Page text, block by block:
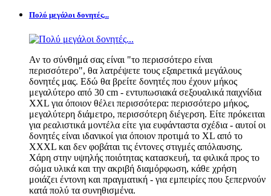
Πολύ μεγάλοι δονητές...
Αν το σύνθημά σας είναι "το περισσότερο είναι
περισσότερο", θα λατρέψετε τους εξαιρετικά μεγάλους
δονητές μας. Εδώ θα βρείτε δονητές που έχουν μήκος
μεγαλύτερο από 30 cm - εντυπωσιακά σεξουαλικά παιχνίδια
XXL για όποιον θέλει περισσότερα: περισσότερο μήκος,
μεγαλύτερη διάμετρο, περισσότερη διέγερση. Είτε πρόκειται
για ρεαλιστικά μοντέλα είτε για ευφάνταστα σχέδια - αυτοί οι
δονητές είναι ιδανικοί για όποιον προτιμά το XL από το
XXXL και δεν φοβάται τις έντονες στιγμές απόλαυσης.
Χάρη στην υψηλής ποιότητας κατασκευή, τα φιλικά προς το
σώμα υλικά και την ακριβή διαμόρφωση, κάθε χρήση
μοιάζει έντονη και πραγματική - για εμπειρίες που ξεπερνούν
κατά πολύ τα συνηθισμένα.